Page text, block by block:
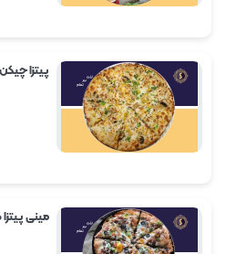
پیتزا
مینی